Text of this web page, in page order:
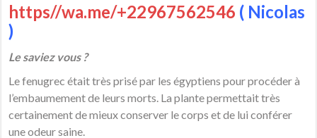
https//wa.me/+22967562546 ( Nicolas
)
Le saviez vous ?
Le fenugrec était très prisé par les égyptiens pour procéder à
l’embaumement de leurs morts. La plante permettait très
certainement de mieux conserver le corps et de lui conférer
une odeur saine.